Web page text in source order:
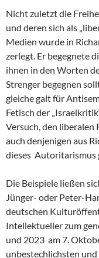
Nicht zuletzt die
und deren sich als
Medien wurde in
zerlegt. Er begegnete
ihnen in den Worten
Strenger begegnen
gleiche galt für
Fetisch der
Versuch, den liberalen
auch denjenigen aus
dieses Autoritarismus
Die Beispiele ließen
Jünger- oder Peter-
deutschen
Intellektueller zum
und 2023 am 7.
unbestechlichsten